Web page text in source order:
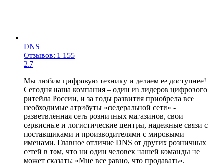
DNS
Отзывов: 1 155
2.7
Мы любим цифровую технику и делаем ее доступнее!
Сегодня наша компания – один из лидеров цифрового
ритейла России, и за годы развития приобрела все
необходимые атрибуты «федеральной сети» -
разветвлённая сеть розничных магазинов, свои
сервисные и логистические центры, надежные связи с
поставщиками и производителями с мировыми
именами. Главное отличие DNS от других розничных
сетей в том, что ни один человек нашей команды не
может сказать: «Мне все равно, что продавать».